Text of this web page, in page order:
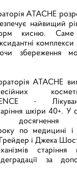
ATACHE
найвищий
кисню. Саме
збереження
ATACHE
-
шкіри 40+. У
досягнення
по медицині і
і Джека
за